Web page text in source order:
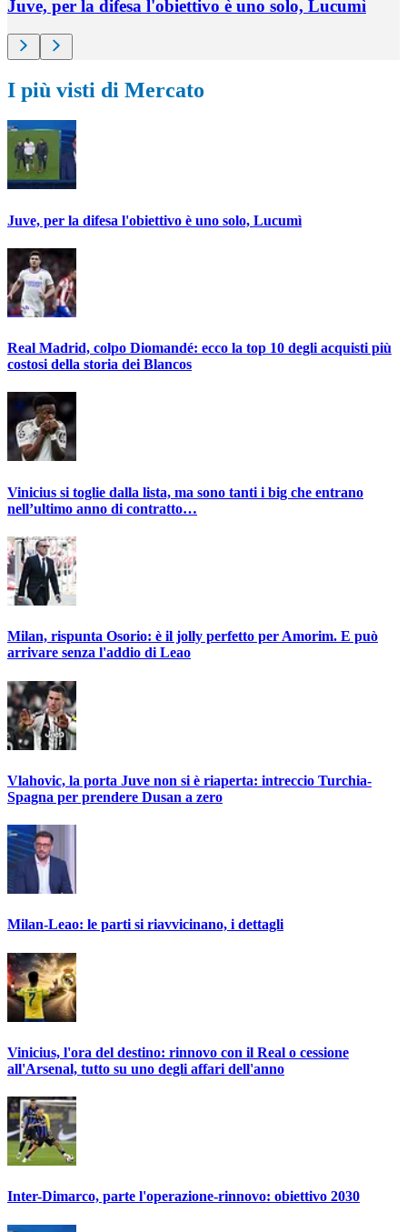
Juve, per la difesa l'obiettivo è uno solo, Lucumì
I più visti di Mercato
Juve, per la difesa l'obiettivo è uno solo, Lucumì
Real Madrid, colpo Diomandé: ecco la top 10 degli acquisti più
costosi della storia dei Blancos
Vinicius si toglie dalla lista, ma sono tanti i big che entrano
nell’ultimo anno di contratto…
Milan, rispunta Osorio: è il jolly perfetto per Amorim. E può
arrivare senza l'addio di Leao
Vlahovic, la porta Juve non si è riaperta: intreccio Turchia-
Spagna per prendere Dusan a zero
Milan-Leao: le parti si riavvicinano, i dettagli
Vinicius, l'ora del destino: rinnovo con il Real o cessione
all'Arsenal, tutto su uno degli affari dell'anno
Inter-Dimarco, parte l'operazione-rinnovo: obiettivo 2030